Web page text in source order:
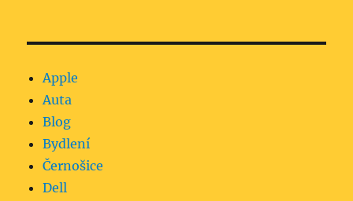
Apple
Auta
Blog
Bydlení
Černošice
Dell